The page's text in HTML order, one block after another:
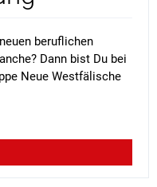
beruflichen
Dann bist Du bei
Neue Westfälische